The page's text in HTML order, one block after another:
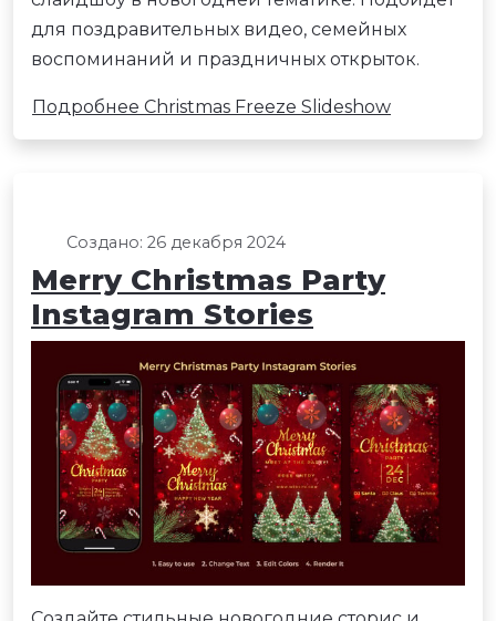
для поздравительных видео, семейных
воспоминаний и праздничных открыток.
Подробнее Christmas Freeze Slideshow
Создано: 26 декабря 2024
Merry Christmas Party
Instagram Stories